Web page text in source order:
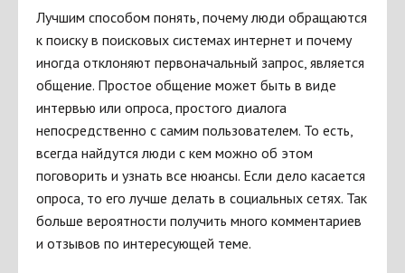
Лучшим способом понять, почему люди обращаются
к поиску в поисковых системах интернет и почему
иногда отклоняют первоначальный запрос, является
общение. Простое общение может быть в виде
интервью или опроса, простого диалога
непосредственно с самим пользователем. То есть,
всегда найдутся люди с кем можно об этом
поговорить и узнать все нюансы. Если дело касается
опроса, то его лучше делать в социальных сетях. Так
больше вероятности получить много комментариев
и отзывов по интересующей теме.